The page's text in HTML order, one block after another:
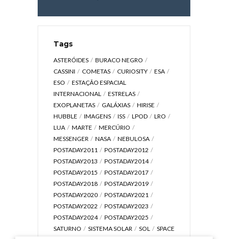
Tags
ASTERÓIDES
BURACO NEGRO
CASSINI
COMETAS CURIOSITY
ESA
ESO
ESTAÇÃO ESPACIAL
INTERNACIONAL
ESTRELAS
EXOPLANETAS
GALÁXIAS
HIRISE
HUBBLE
IMAGENS ISS LPOD
LRO
LUA
MARTE
MERCÚRIO
MESSENGER
NASA
NEBULOSA
POSTADAY2011
POSTADAY2012
POSTADAY2013
POSTADAY2014
POSTADAY2015
POSTADAY2017
POSTADAY2018
POSTADAY2019
POSTADAY2020
POSTADAY2021
POSTADAY2022
POSTADAY2023
POSTADAY2024
POSTADAY2025
SATURNO
SISTEMA SOLAR SOL
SPACE